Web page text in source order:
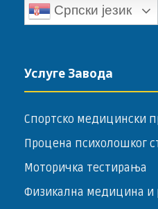
Српски језик
Услуге Завода
Спортско медицински
Процена психолошког
Моторичка тестирања
Физикална медицина и